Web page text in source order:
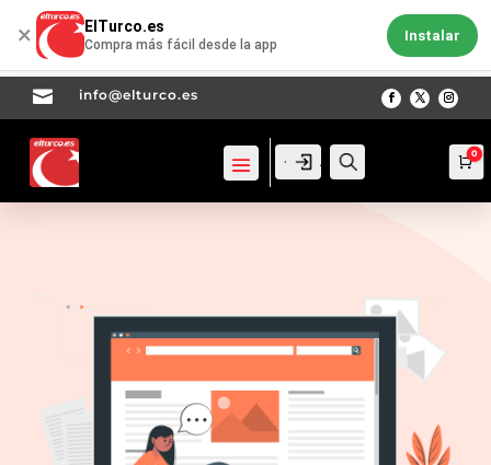
 info@elturco.es
Acceso
Acceso 0
× ElTurco.es
Compra más fácil desde la app
Instalar